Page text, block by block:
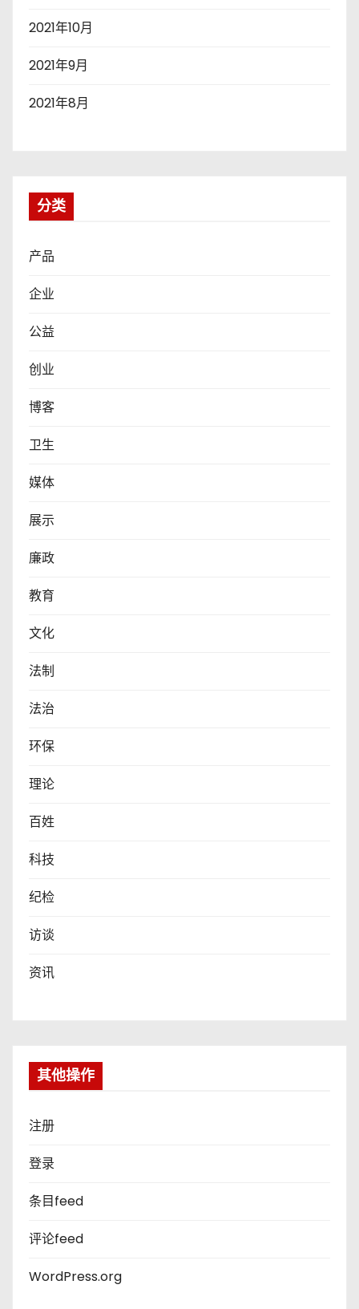
2021年10月
2021年9月
2021年8月
分类
产品
企业
公益
创业
博客
卫生
媒体
展示
廉政
教育
文化
法制
法治
环保
理论
百姓
科技
纪检
访谈
资讯
其他操作
注册
登录
条目feed
评论feed
WordPress.org